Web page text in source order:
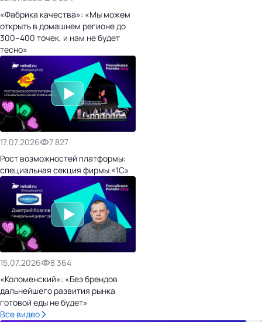
«Фабрика качества»: «Мы можем
открыть в домашнем регионе до
300–400 точек, и нам не будет
тесно»
17.07.2026
7 827
Рост возможностей платформы:
специальная секция фирмы «1С»
15.07.2026
8 364
«Коломенский»: «Без брендов
дальнейшего развития рынка
готовой еды не будет»
Все видео